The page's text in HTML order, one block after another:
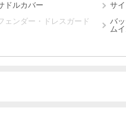
ドルカバー
サ
ェンダー・ドレスガード
バ
ム